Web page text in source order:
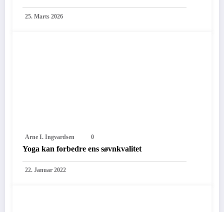
25. Marts 2026
Arne I. Ingvardsen 0
Yoga kan forbedre ens søvnkvalitet
22. Januar 2022